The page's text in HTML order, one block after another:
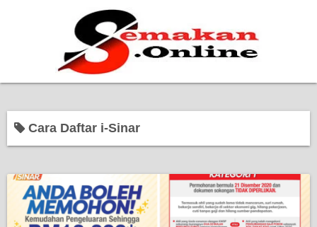
Bantuan Kerajaan
Pendidikan
Cara Daftar i-Sinar